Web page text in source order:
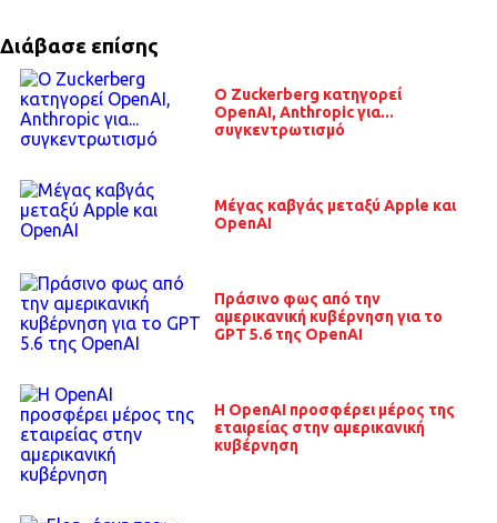
Διάβασε επίσης
O Zuckerberg κατηγορεί
OpenAI, Anthropic για...
συγκεντρωτισμό
Μέγας καβγάς μεταξύ Apple και
OpenAI
Πράσινο φως από την
αμερικανική κυβέρνηση για το
GPT 5.6 της OpenAI
Η OpenAI προσφέρει μέρος της
εταιρείας στην αμερικανική
κυβέρνηση